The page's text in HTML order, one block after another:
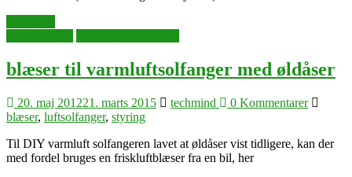
blæser til varmluftsolfanger med øldåser
20. maj 201221. marts 2015 techmind
0 Kommentarer
blæser, luftsolfanger, styring
Til DIY varmluft solfangeren lavet at øldåser vist tidligere, kan der
med fordel bruges en friskluftblæser fra en bil, her